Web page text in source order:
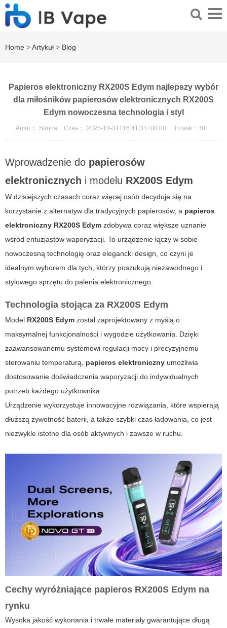
Home >Artykuł > Blog
Papieros elektroniczny RX200S Edym najlepszy wybór
dla miłośników papierosów elektronicznych RX200S
Edym nowoczesna technologia i styl
Autor： Strona Czas： 2025-10-31T16:41:31+00:00 Trzask： 301
Wprowadzenie do papierosów
elektronicznych i modelu RX200S Edym
W dzisiejszych czasach coraz więcej osób decyduje się na
korzystanie z alternatyw dla tradycyjnych papierosów, a papieros
elektroniczny RX200S Edym zdobywa coraz większe uznanie
wśród entuzjastów waporyzacji. To urządzenie łączy w sobie
nowoczesną technologię oraz elegancki design, co czyni je
idealnym wyborem dla tych, którzy poszukują niezawodnego i
stylowego sprzętu do palenia elektronicznego.
Technologia stojąca za RX200S Edym
Model RX200S Edym został zaprojektowany z myślą o
maksymalnej funkcjonalności i wygodzie użytkowania. Dzięki
zaawansowanemu systemowi regulacji mocy i precyzyjnemu
sterowaniu temperaturą, papieros elektroniczny umożliwia
dostosowanie doświadczenia waporyzacji do indywidualnych
potrzeb każdego użytkownika.
Urządzenie wykorzystuje innowacyjne rozwiązania, które wspierają
dłuższą żywotność baterii, a także szybki czas ładowania, co jest
niezwykle istotne dla osób aktywnych i zawsze w ruchu.
Cechy wyróżniające papieros RX200S Edym na
rynku
Wysoka jakość wykonania i trwałe materiały gwarantujące długą